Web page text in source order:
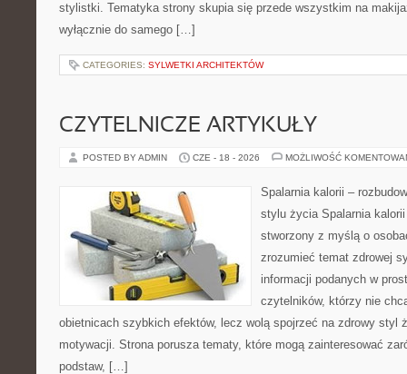
stylistki. Tematyka strony skupia się przede wszystkim na
wyłącznie do samego […]
CATEGORIES: SYLWETKI ARCHITEKTÓW
CZYTELNICZE ARTYKUŁY
POSTED BY ADMIN CZE - 18 - 2026 MOŻLIWOŚĆ
Spalarnia kalorii –
stylu życia Spalarnia
stworzony z myślą o
zrozumieć temat zdrowej
informacji podanych w
czytelników, którzy nie
obietnicach szybkich efektów, lecz wolą spojrzeć na zdrowy styl
motywacji. Strona porusza tematy, które mogą zainteresować
podstaw, […]